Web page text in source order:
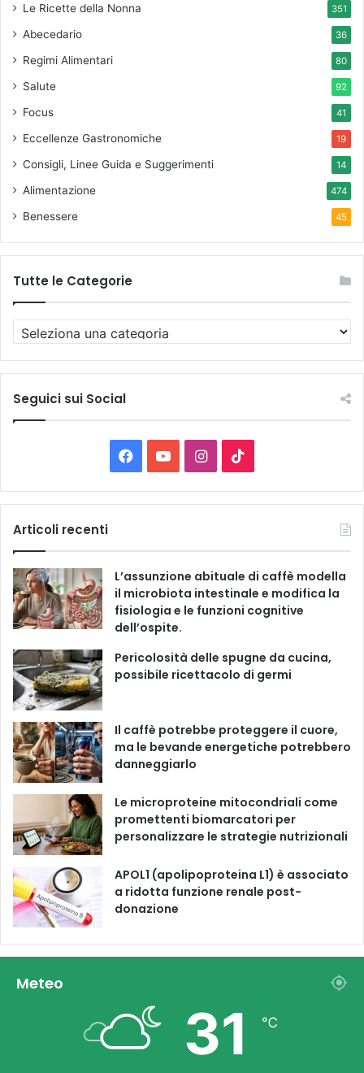
Le Ricette della Nonna 351
Abecedario 36
Regimi Alimentari 80
Salute 92
Focus 41
Eccellenze Gastronomiche 19
Consigli, Linee Guida e Suggerimenti 14
Alimentazione 474
Benessere 45
Tutte le Categorie
u
t
e
o
r
i
e
Seguici sui Social
a
e
b
o
o
k
o
T
u
b
e
I
n
t
a
g
r
a
i
T
o
k
Articoli recenti
L’assunzione abituale di caffè modella
il microbiota intestinale e modifica la
fisiologia e le funzioni cognitive
dell’ospite.
Pericolosità delle spugne da cucina,
possibile ricettacolo di germi
Il caffè potrebbe proteggere il cuore,
ma le bevande energetiche potrebbero
danneggiarlo
Le microproteine ​​mitocondriali come
promettenti biomarcatori per
personalizzare le strategie nutrizionali
APOL1 (apolipoproteina L1) è associato
a ridotta funzione renale post-
donazione
Meteo
31 ℃